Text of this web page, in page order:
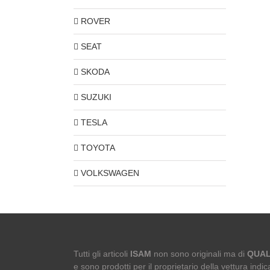
ROVER
SEAT
SKODA
SUZUKI
TESLA
TOYOTA
VOLKSWAGEN
Tutti gli articoli ISAM non sono originali ma di
e sono prodotti per il proprietario della vettura